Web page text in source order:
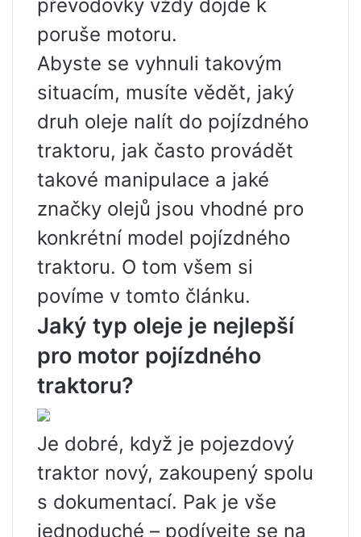
převodovky vždy dojde k
poruše motoru.
Abyste se vyhnuli takovým
situacím, musíte vědět, jaký
druh oleje nalít do pojízdného
traktoru, jak často provádět
takové manipulace a jaké
značky olejů jsou vhodné pro
konkrétní model pojízdného
traktoru. O tom všem si
povíme v tomto článku.
Jaký typ oleje je nejlepší
pro motor pojízdného
traktoru?
Je dobré, když je pojezdový
traktor nový, zakoupený spolu
s dokumentací. Pak je vše
jednoduché – podívejte se na